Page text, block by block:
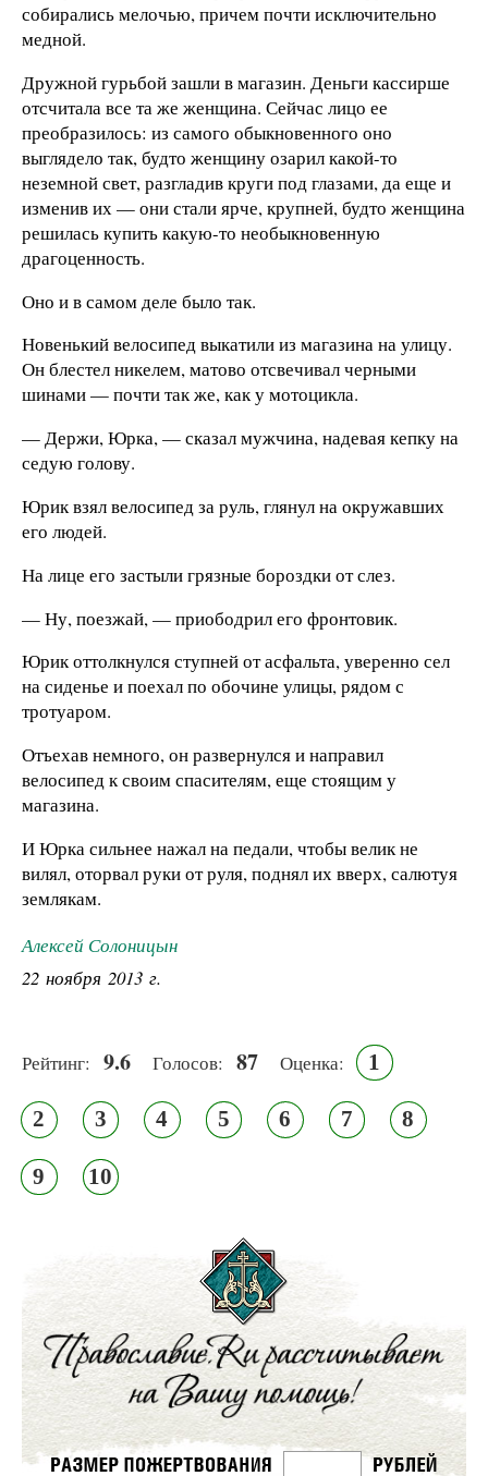
собирались мелочью, причем почти исключительно
медной.
Дружной гурьбой зашли в магазин. Деньги кассирше
отсчитала все та же женщина. Сейчас лицо ее
преобразилось: из самого обыкновенного оно
выглядело так, будто женщину озарил какой-то
неземной свет, разгладив круги под глазами, да еще и
изменив их — они стали ярче, крупней, будто женщина
решилась купить какую-то необыкновенную
драгоценность.
Оно и в самом деле было так.
Новенький велосипед выкатили из магазина на улицу.
Он блестел никелем, матово отсвечивал черными
шинами — почти так же, как у мотоцикла.
— Держи, Юрка, — сказал мужчина, надевая кепку на
седую голову.
Юрик взял велосипед за руль, глянул на окружавших
его людей.
На лице его застыли грязные бороздки от слез.
— Ну, поезжай, — приободрил его фронтовик.
Юрик оттолкнулся ступней от асфальта, уверенно сел
на сиденье и поехал по обочине улицы, рядом с
тротуаром.
Отъехав немного, он развернулся и направил
велосипед к своим спасителям, еще стоящим у
магазина.
И Юрка сильнее нажал на педали, чтобы велик не
вилял, оторвал руки от руля, поднял их вверх, салютуя
землякам.
Алексей Солоницын
22 ноября 2013 г.
Рейтинг: 9.6 Голосов: 87 Оценка: 1
2 3 4 5 6 7 8
9 10